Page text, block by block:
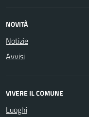
NOVITÀ
Notizie
Avvisi
VIVERE IL COMUNE
Luoghi